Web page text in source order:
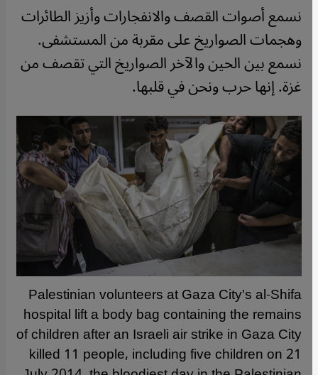
نسمع أصوات القصف والانفجارات وأزيز الطائرات
وهجمات الصواريخ على مقربة من المستشفى.
نسمع بين الحين والآخر الصواريخ التي تقصف من
غزة. إنها حرب ونحن في قلبها.
Palestinian volunteers at Gaza City's al-Shifa
hospital lift a body bag containing the remains
of children after an Israeli air strike in Gaza City
killed 11 people, including five children on 21